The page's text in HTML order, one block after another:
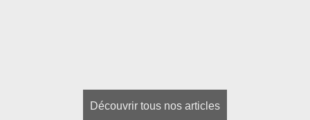
Découvrir tous nos articles